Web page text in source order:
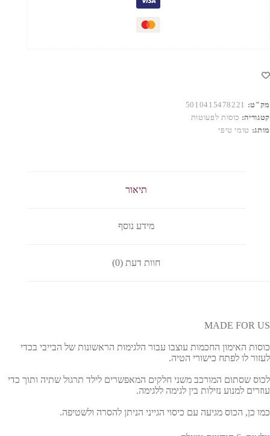
מק"ט: 5010415478221
קטגוריה: כוסות לפעוטות
מותג: טומי טיפי
תיאור
מידע נוסף
חוות דעת (0)
MADE FOR US
כוסות האימון החכמות עוצבו עבור הלגימות הראשונות של הבייבי בכדי
לעזור לו לפתח כישורי הטיה.
לכוס שסתום המורכב משני חלקים המאפשרים לילד תרגול שתיה ותוך כדי
עוזרים למנוע נזילות בין לגימה ללגימה.
כמו כן, הכוס מגיעה עם כיסוי הגייני הניתן להסרה ולשטיפה.